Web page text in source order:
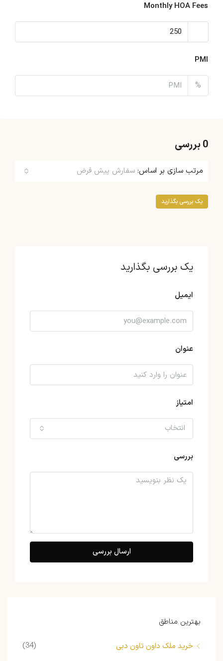
Monthly HOA Fees
PMI
%
0 بررسی
مرتب سازی بر اساس: سفارش پیش فرض
یک بررسی بگذارید
یک بررسی بگذارید
ایمیل
عنوان
امتیاز
انتخاب
بررسی
ارسال بررسی
بهترین مناطق
خرید ملک داون تاون دبی (34)